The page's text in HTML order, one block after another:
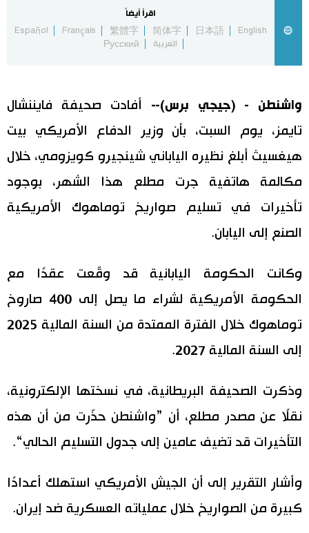
Русский
اليابان في فيديو
مانغا وأنيمي
علوم وتكنولوجيا
الأقسام
أشخاص
اقتصاد
ثقافة
اللغة اليابانية
المطبخ الياباني
تواصل معنا
اقرأ أيضاً
English
日本語
简体字
繁體字
Français
Español
العربية
Русский
واشنطن - (جيجي برس)-- أفادت صحيفة فايننشال
تايمز، يوم السبت، بأن وزير الدفاع الأمريكي بيت
هيغسيث أبلغ نظيره الياباني شينجيرو كويزومي، خلال
مكالمة هاتفية جرت مطلع هذا الشهر، بوجود
تأخيرات في تسليم صواريخ توماهوك الأمريكية
الصنع إلى اليابان.
وكانت الحكومة اليابانية قد وقّعت عقدًا مع
الحكومة الأمريكية لشراء ما يصل إلى 400 صاروخ
توماهوك خلال الفترة الممتدة من السنة المالية 2025
إلى السنة المالية 2027.
وذكرت الصحيفة البريطانية، في نسختها الإلكترونية،
نقلًا عن مصدر مطلع، أن ”واشنطن حذّرت من أن هذه
التأخيرات قد تضيف عامين إلى جدول التسليم الحالي“.
وأشار التقرير إلى أن الجيش الأمريكي استهلك أعدادًا
كبيرة من الصواريخ خلال عملياته العسكرية ضد إيران.